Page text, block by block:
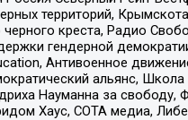
территорий,
креста, Радио
гендерной
Антивоенное
альянс,
Науманна за свободу,
Хаус, СОТА медиа,